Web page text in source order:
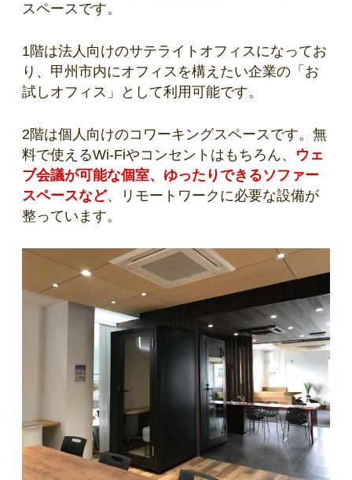
スペースです。
1階は法人向けのサテライトオフィスになってお
り、甲州市内にオフィスを構えたい企業の「お
試しオフィス」として利用可能です。
2階は個人向けのコワーキングスペースです。無
料で使えるWi-Fiやコンセントはもちろん、 ウェ
ブ会議が可能な個室、ゆったりできるソファー
スペースなど、リモートワークに必要な設備が
整っています。